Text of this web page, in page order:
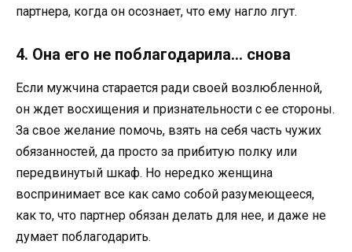
партнера, когда он осознает, что ему нагло лгут.
4. Она его не поблагодарила… снова
Если мужчина старается ради своей возлюбленной,
он ждет восхищения и признательности с ее стороны.
За свое желание помочь, взять на себя часть чужих
обязанностей, да просто за прибитую полку или
передвинутый шкаф. Но нередко женщина
воспринимает все как само собой разумеющееся,
как то, что партнер обязан делать для нее, и даже не
думает поблагодарить.